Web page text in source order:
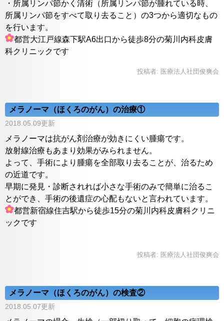
・所属リンパ節かく清術（所属リンパ節が腫れている時、
所属リンパ節をすべて取り去ること）の3つから適切なもの
を行います。
都営大江戸線森下駅A6出口から徒歩8分の菊川内科皮膚
科クリニックです
投稿者: 医療法人社団俊爽会
メラノーマ（ほくろのがん）の治療①
2018.05.09更新
メラノーマは抗がん剤治療が効きにくい腫瘍です。
放射線治療もあまり効果がみられません。
よって、手術により腫瘍を全部取り去ることが、治るため
の近道です。
早期に発見・診断されれば小さな手術のみで簡単に治るこ
とができ、手術の後遺症の心配もないと言われています。
都営新宿線住吉駅から徒歩15分の菊川内科皮膚科クリニ
ックです
投稿者: 医療法人社団俊爽会
メラノーマ（ほくろのがん）の検査②
2018.05.07更新